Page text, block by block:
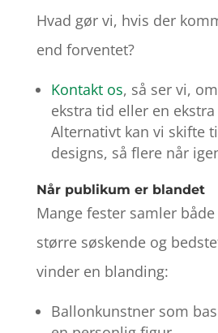
Hvad gør vi, hvis der
end forventet?
Kontakt os, så ser vi,
ekstra tid eller en
Alternativt kan vi skifte
designs, så flere når
Når publikum er blandet
Mange fester samler
større søskende og
vinder en blanding:
Ballonkunstner som